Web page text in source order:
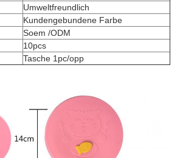
Umweltfreundlich
Kundengebundene Farbe
Soem /ODM
10pcs
Tasche 1pc/opp